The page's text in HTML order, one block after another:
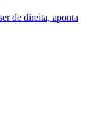
de direita, aponta